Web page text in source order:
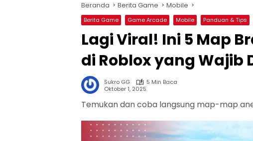
Beranda Berita Game Mobile
Berita Game Game Arcade Mobile Panduan & Tips
Lagi Viral! Ini 5 Map
di Roblox yang Wajib
Sukro GG
5 Min Baca
Oktober 1, 2025
Temukan dan coba langsung map-map